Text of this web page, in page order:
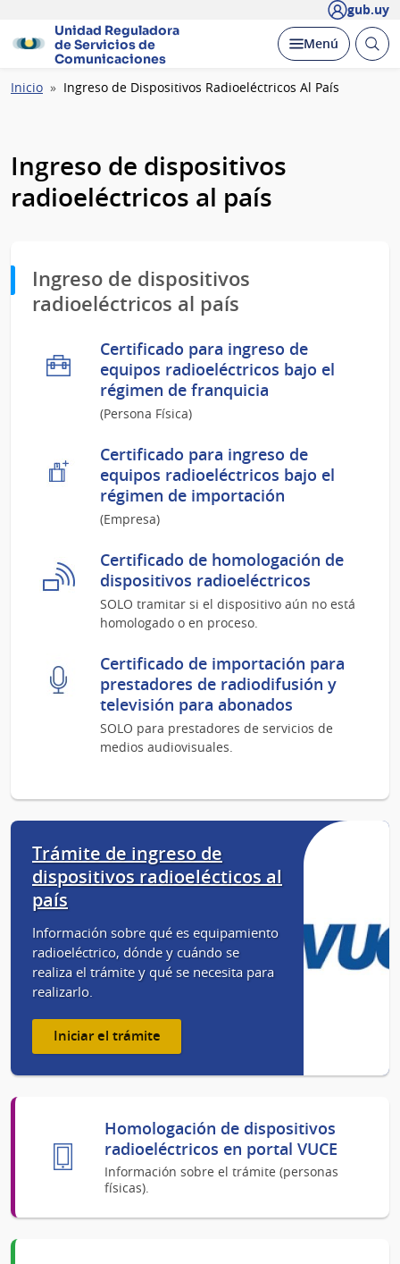
gub.uy
Unidad Reguladora
de Servicios de
Comunicaciones
Desplegar
Menú Abrir
Ruta
Inicio Ingreso de Dispositivos Radioeléctricos Al País
Ingreso de dispositivos
radioeléctricos al país
Ingreso de dispositivos
radioeléctricos al país
Certificado para ingreso de
equipos radioeléctricos bajo el
régimen de franquicia
(Persona Física)
Certificado para ingreso de
equipos radioeléctricos bajo el
régimen de importación
(Empresa)
Certificado de homologación de
dispositivos radioeléctricos
SOLO tramitar si el dispositivo aún no está
homologado o en proceso.
Certificado de importación para
prestadores de radiodifusión y
televisión para abonados
SOLO para prestadores de servicios de
medios audiovisuales.
Trámite de ingreso de
dispositivos radioelécticos al
país
Información sobre qué es equipamiento
radioeléctrico, dónde y cuándo se
realiza el trámite y qué se necesita para
realizarlo.
Iniciar el trámite
Homologación de dispositivos
radioeléctricos en portal VUCE
Información sobre el trámite (personas
físicas).